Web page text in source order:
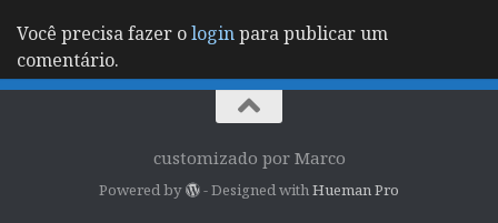
Você precisa fazer ologinpara publicar um
comentário.
customizado por Marco
Powered by - Designed withHueman Pro